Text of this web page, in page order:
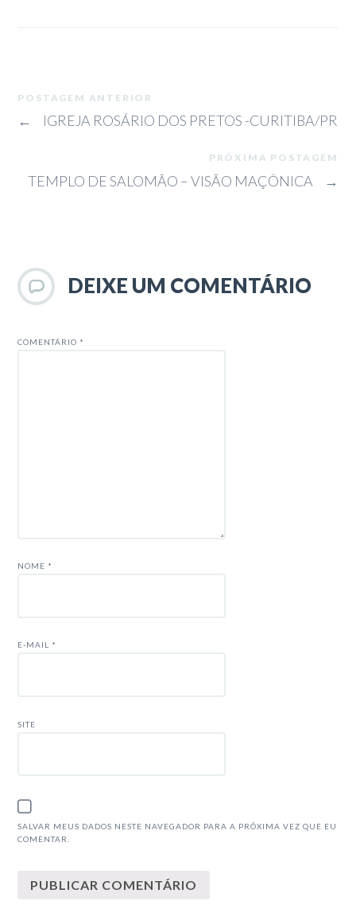
POSTAGEM ANTERIOR
← IGREJA ROSÁRIO DOS PRETOS -CURITIBA/PR
PRÓXIMA POSTAGEM
TEMPLO DE SALOMÃO – VISÃO MAÇÔNICA →
DEIXE UM COMENTÁRIO
COMENTÁRIO *
NOME *
E-MAIL *
SITE
SALVAR MEUS DADOS NESTE NAVEGADOR PARA A PRÓXIMA VEZ QUE EU
COMENTAR.